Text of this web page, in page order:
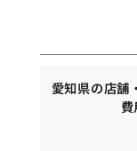
愛知県の店舗